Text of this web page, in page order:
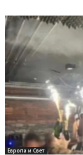
Европа и Свет